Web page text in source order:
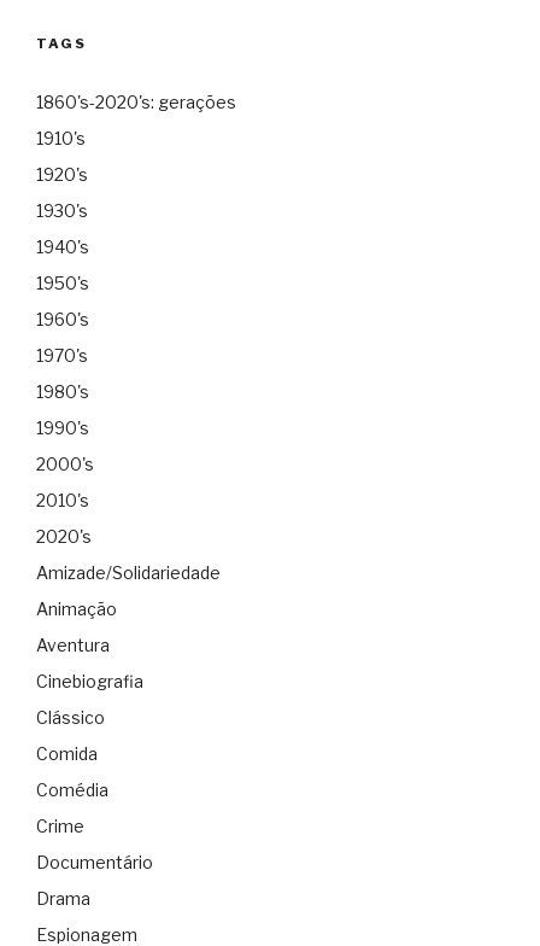
TAGS
1860's-2020's: gerações
1910's
1920's
1930's
1940's
1950's
1960's
1970's
1980's
1990's
2000's
2010's
2020's
Amizade/Solidariedade
Animação
Aventura
Cinebiografia
Clássico
Comida
Comédia
Crime
Documentário
Drama
Espionagem